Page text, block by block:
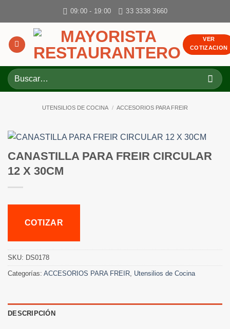
09:00 - 19:00 33 3338 3660
VER
COTIZACION
Buscar
por:
UTENSILIOS DE COCINA / ACCESORIOS PARA FREIR
CANASTILLA PARA FREIR CIRCULAR
12 X 30CM
COTIZAR
SKU: DS0178
Categorías: ACCESORIOS PARA FREIR, Utensilios de Cocina
DESCRIPCIÓN